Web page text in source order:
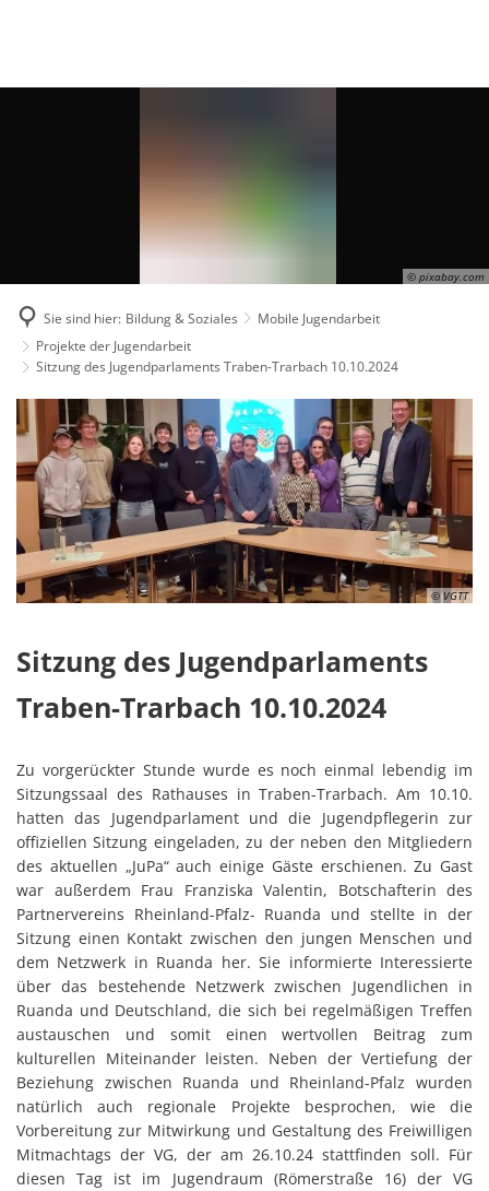
© pixabay.com
Sie sind hier: Bildung & Soziales
Mobile Jugendarbeit
Projekte der Jugendarbeit
Sitzung des Jugendparlaments Traben-Trarbach 10.10.2024
© VGTT
Sitzung des Jugendparlaments
Traben-Trarbach 10.10.2024
Zu vorgerückter Stunde wurde es noch einmal lebendig im
Sitzungssaal des Rathauses in Traben-Trarbach. Am 10.10.
hatten das Jugendparlament und die Jugendpflegerin zur
offiziellen Sitzung eingeladen, zu der neben den Mitgliedern
des aktuellen „JuPa“ auch einige Gäste erschienen. Zu Gast
war außerdem Frau Franziska Valentin, Botschafterin des
Partnervereins Rheinland-Pfalz- Ruanda und stellte in der
Sitzung einen Kontakt zwischen den jungen Menschen und
dem Netzwerk in Ruanda her. Sie informierte Interessierte
über das bestehende Netzwerk zwischen Jugendlichen in
Ruanda und Deutschland, die sich bei regelmäßigen Treffen
austauschen und somit einen wertvollen Beitrag zum
kulturellen Miteinander leisten. Neben der Vertiefung der
Beziehung zwischen Ruanda und Rheinland-Pfalz wurden
natürlich auch regionale Projekte besprochen, wie die
Vorbereitung zur Mitwirkung und Gestaltung des Freiwilligen
Mitmachtags der VG, der am 26.10.24 stattfinden soll. Für
diesen Tag ist im Jugendraum (Römerstraße 16) der VG